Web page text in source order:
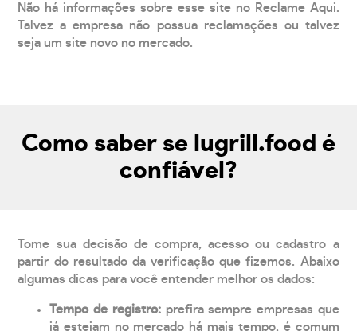
Não há informações sobre esse site no Reclame Aqui.
Talvez a empresa não possua reclamações ou talvez
seja um site novo no mercado.
Como saber se lugrill.food é
confiável?
Tome sua decisão de compra, acesso ou cadastro a
partir do resultado da verificação que fizemos. Abaixo
algumas dicas para você entender melhor os dados:
Tempo de registro: prefira sempre empresas que
já estejam no mercado há mais tempo, é comum